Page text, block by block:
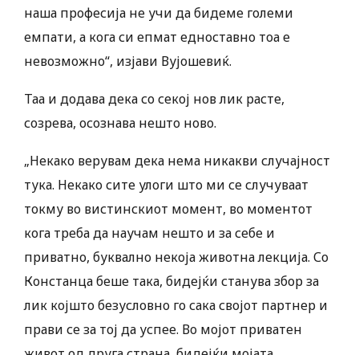
наша професија не учи да бидеме големи
емпати, а кога си епмат едноставно тоа е
невозможно“, изјави Вујошевиќ.
Таа и додава дека со секој нов лик расте,
созрева, осознава нешто ново.
„Некако верувам дека нема никакви случајност
тука. Некако сите улоги што ми се случуваат
токму во вистинскиот момент, во моментот
кога треба да научам нешто и за себе и
приватно, буквално некоја животна лекција. Со
Констанца беше така, бидејќи станува збор за
лик којшто безусловно го сака својот партнер и
прави се за тој да успее. Во мојот приватен